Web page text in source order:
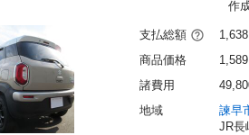
作
支払総額
商品価格
諸費用
地域
諫早